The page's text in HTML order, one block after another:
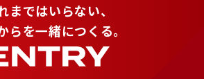
まではいらない、
らを一緒につくる。